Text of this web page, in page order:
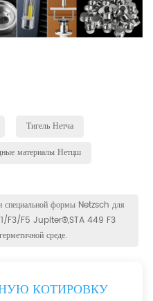
Тигель Нетча
материалы Нетцш
специальной формы Netzsch для
F3/F5 Jupiter®,STA 449 F3
среде.
КОТИРОВКУ